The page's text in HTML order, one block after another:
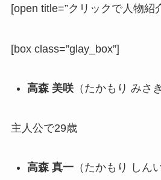
[open title=”クリックで人物紹
[box class=”glay_box”]
高森 美咲（たかもり みさき
主人公で29歳
高森 真一（たかもり しんい